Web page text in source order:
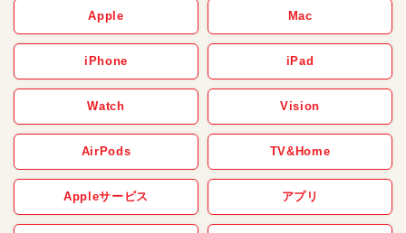
Apple Mac
iPhone iPad
Watch Vision
AirPods TV&Home
Appleサービス アプリ